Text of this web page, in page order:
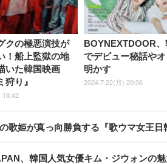
クの極悪演技が
！船上監獄の地
いた韓国映画
狩り』
18:42
BOYNEXTDOOR
でデビュー秘話や
明かす
2024.7.22(月) 20:06
歌姫が真っ向勝負する『歌ウマ女王
、韓国人気女優キム・ジウォンの